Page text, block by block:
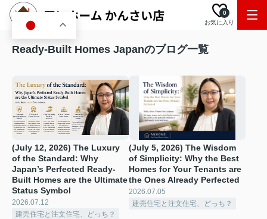
お気に入り
0
Ready-Built Homes Japanのブログ一覧
(July 12, 2026) The Luxury
of the Standard: Why
Japan’s Perfected Ready-
Built Homes are the Ultimate
Status Symbol
2026.07.12
建売住宅と注文住宅、どっち？
(July 5, 2026) The Wisdom
of Simplicity: Why the Best
Homes for Your Tenants are
the Ones Already Perfected ️
2026.07.05
建売住宅と注文住宅、どっち？